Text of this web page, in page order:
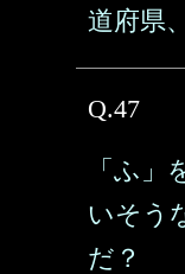
道府県
Q.47
「ふ
いそう
だ？